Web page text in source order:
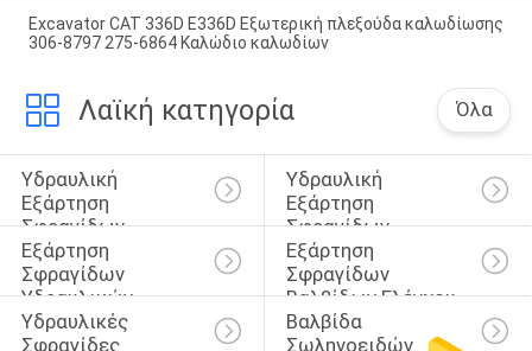
Excavator CAT 336D E336D Εξωτερική πλεξούδα καλωδίωσης
306-8797 275-6864 Καλώδιο καλωδίων
Λαϊκή κατηγορία Όλα
Υδραυλική
Εξάρτηση
Σφραγίδων
Κυλίνδρων
Υδραυλική
Εξάρτηση
Σφραγίδων
Διακοπτών
Εξάρτηση
Σφραγίδων
Υδραυλικών
Αντλιών
Εξάρτηση
Σφραγίδων
Βαλβίδων Ελέγχου
Υδραυλικές
Σφραγίδες
Βαλβίδα
Σωληνοειδών